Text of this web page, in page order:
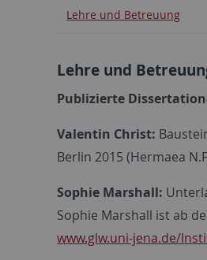
Lehre und Betreuung
Lehre und
Publizierte
Valentin Christ:
Berlin 2015 (Hermaea
Sophie Marshall:
Sophie Marshall ist ab
www.glw.uni-jena.de/